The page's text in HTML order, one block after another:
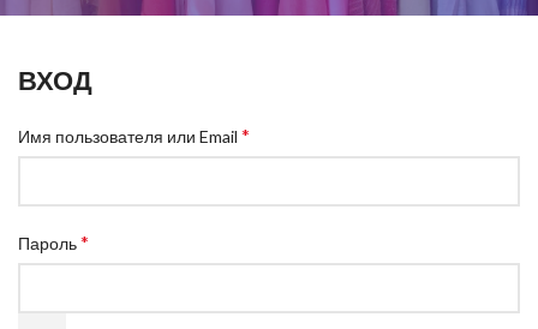
ВХОД
Имя пользователя или Email *
Пароль*